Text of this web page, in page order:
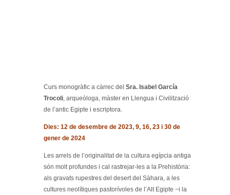
Curs monogràfic a càrrec del Sra. Isabel García
Trocoli, arqueòloga, màster en Llengua i Civilització
de l’antic Egipte i escriptora.
Dies: 12 de desembre de 2023, 9, 16, 23 i 30 de
gener de 2024
Les arrels de l’originalitat de la cultura egípcia antiga
són molt profundes i cal rastrejar-les a la Prehistòria:
als gravats rupestres del desert del Sàhara, a les
cultures neolítiques pastorívoles de l’Alt Egipte −i la